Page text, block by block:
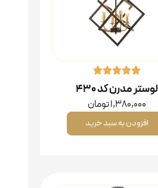
لوستر مدرن کد ۴۳۰
1,380,000تومان
افزودن به سبد خرید